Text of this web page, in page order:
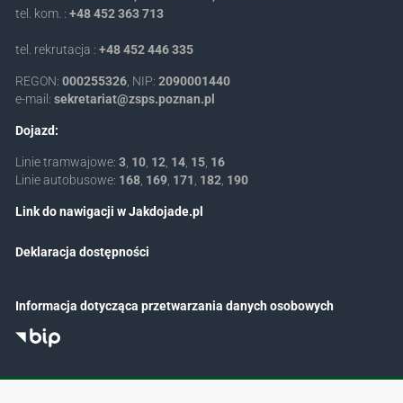
tel. kom. :+48 452 363 713
tel. rekrutacja :+48 452 446 335
REGON:000255326 , NIP:2090001440
e-mail:lp.nanzop.spsz@tairaterkes
Dojazd:
Linie tramwajowe:3 10 12 14 15 16
Linie autobusowe: 168 169 171 182 190
Link do nawigacji w Jakdojade.pl
Deklaracja dostępności
Informacja dotycząca przetwarzania danych osobowych